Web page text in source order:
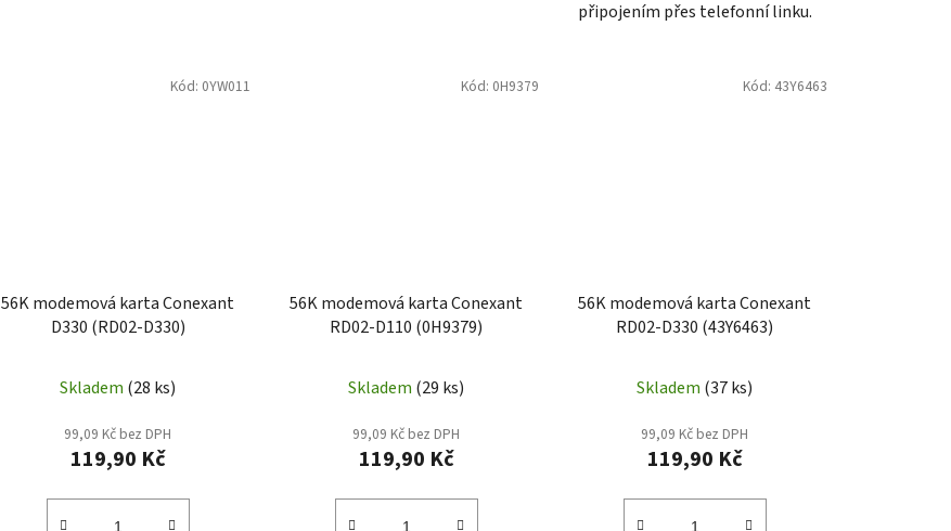
připojením přes telefonní linku.
56K modemová karta Conexant
D330 (RD02-D330)
Skladem (28 ks)
99,09 Kč bez DPH
119,90 Kč
Kód: 0YW011
56K modemová karta Conexant
RD02-D110 (0H9379)
Skladem (29 ks)
99,09 Kč bez DPH
119,90 Kč
Kód: 0H9379
56K modemová karta Conexant
RD02-D330 (43Y6463)
Skladem (37 ks)
99,09 Kč bez DPH
119,90 Kč
Kód: 43Y6463